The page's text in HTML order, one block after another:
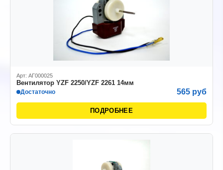
Арт: АГ000025
Вентилятор YZF 2250/YZF 2261 14мм
Достаточно 565 руб
ПОДРОБНЕЕ